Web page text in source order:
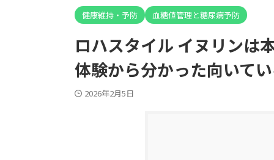
健康維持・予防
血糖値管理と糖尿病予防
ロハスタイル イヌリンは
体験から分かった向いて
2026年2月5日